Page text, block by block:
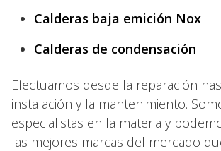
Calderas baja emición Nox
Calderas de condensación
Efectuamos desde la reparación
instalación y la mantenimiento.
especialistas en la materia y
las mejores marcas del mercado